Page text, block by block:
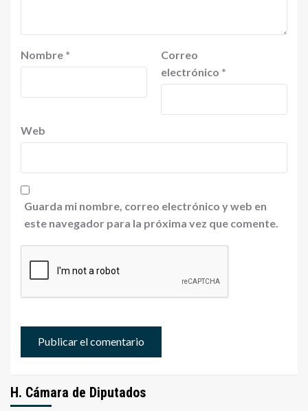
Nombre *
Correo
electrónico *
Web
Guarda mi nombre, correo electrónico y web en
este navegador para la próxima vez que comente.
H. Cámara de Diputados